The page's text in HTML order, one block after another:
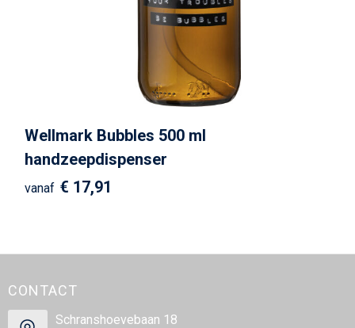
Wellmark Bubbles 500 ml
handzeepdispenser
vanaf € 17,91
CONTACT
Schranshoevebaan 18